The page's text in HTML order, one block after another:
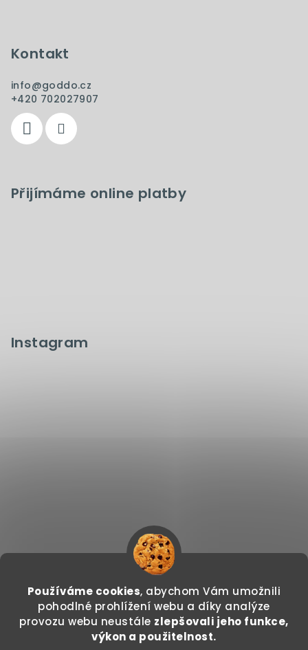
Používáme cookies, abychom Vám umožnili
pohodlné prohlížení webu a díky analýze
provozu webu neustále zlepšovali jeho funkce,
výkon a použitelnost.
Kontakt
info@goddo.cz
+420 702027907
Přijímáme online platby
Instagram
Sledovat na Instagramu
Copyright 2026GODDO.CZ. Všechna práva
vyhrazena.